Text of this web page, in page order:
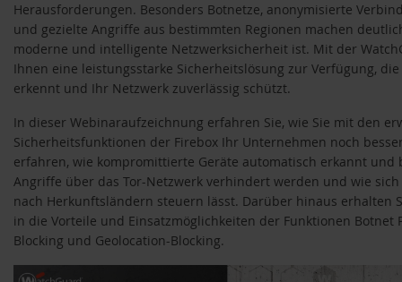
Herausforderungen. Besonders Botnetze, anonymisierte
und gezielte Angriffe aus bestimmten Regionen machen
moderne und intelligente Netzwerksicherheit ist. Mit der
Ihnen eine leistungsstarke Sicherheitslösung zur Verfügung,
erkennt und Ihr Netzwerk zuverlässig schützt.
In dieser Webinaraufzeichnung erfahren Sie, wie Sie mit den
Sicherheitsfunktionen der Firebox Ihr Unternehmen noch
erfahren, wie kompromittierte Geräte automatisch erkannt und
Angriffe über das Tor-Netzwerk verhindert werden und wie
nach Herkunftsländern steuern lässt. Darüber hinaus erhalten
in die Vorteile und Einsatzmöglichkeiten der Funktionen Botnet
Blocking und Geolocation-Blocking.
Video-